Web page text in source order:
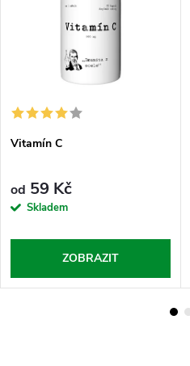
Vitamín C
od 59 Kč
Skladem
ZOBRAZIT